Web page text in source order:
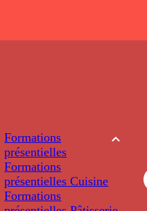
Formations
présentielles
Formations
présentielles Cuisine
Formations